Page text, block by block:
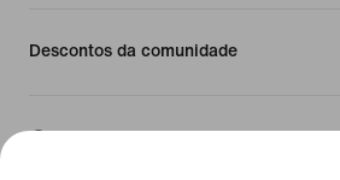
Descontos da comunidade